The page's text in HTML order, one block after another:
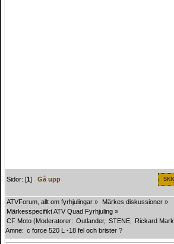
Sidor: [1]Gå upp
ATVForum, allt om fyrhjulingar » Märkes diskussioner »
Märkesspecifikt ATV Quad Fyrhjuling »
CF Moto (Moderatorer: Outlander, STENE Rickard
Ämne: c force 520 L -18 fel och brister ?